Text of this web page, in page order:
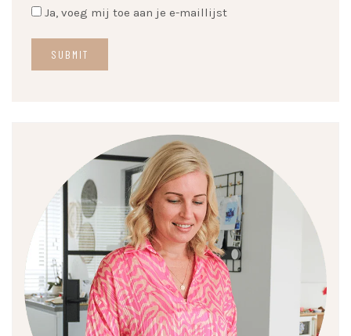
Ja, voeg mij toe aan je e-maillijst